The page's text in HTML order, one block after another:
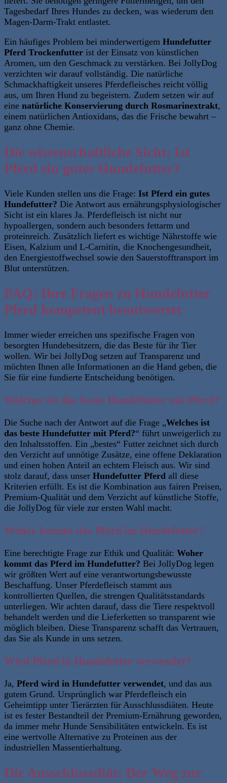
Tagesbedarf Ihres Hundes zu decken, was wiederum den
Magen-Darm-Trakt entlastet.
Ein häufiges Problem bei minderwertigem Hundefutter
Pferd Trockenfutter ist der Einsatz von künstlichen
Aromen, um den Geschmack zu verstärken. Bei JollyDog
verzichten wir darauf vollständig. Die natürliche
Schmackhaftigkeit unseres Pferdefleisches reicht völlig
aus, um Ihren Hund zu begeistern. Zudem setzen wir auf
eine natürliche Konservierung durch Rosmarinextrakt,
einem natürlichen Antioxidans, das die Frische bewahrt –
ganz ohne Chemie.
Die wissenschaftliche Sicht: Ist
Pferd ein gutes Hundefutter?
Viele Kunden stellen uns die Frage: Ist Pferd ein gutes
Hundefutter? Die Antwort aus ernährungsphysiologischer
Sicht ist ein klares Ja. Pferdefleisch ist nicht nur
hypoallergen, sondern auch besonders fettarm und
proteinreich. Zusätzlich liefert es wichtige Nährstoffe wie
Eisen, Kalzium und L-Carnitin, die Knochengesundheit,
den Energiestoffwechsel sowie den Sauerstofftransport im
Blut unterstützen.
FAQ: Ihre Fragen zu Hundefutter
Pferd kompetent beantwortet
Immer wieder erreichen uns spezifische Fragen von
besorgten Hundebesitzern, die das Beste für ihr Tier
wollen. Wir bei JollyDog setzen auf Transparenz und
möchten Ihnen alle Informationen an die Hand geben, die
Sie für eine fundierte Entscheidung benötigen.
Welches ist das beste Hundefutter mit Pferd?
Die Suche nach der Antwort auf die Frage „Welches ist
das beste Hundefutter mit Pferd?“ führt unweigerlich zu
den Inhaltsstoffen. Ein „bestes“ Futter zeichnet sich durch
den Verzicht auf unnötige Zusätze, eine offene Deklaration
und einen hohen Anteil an echtem Fleisch aus. Wir sind
stolz darauf, dass unser Hundefutter Pferd all diese
Kriterien erfüllt. Es ist die Kombination aus fairen Preisen,
Premium-Qualität und dem Verzicht auf künstliche Stoffe,
die JollyDog für viele zur ersten Wahl macht.
Woher kommt das Pferd im Hundefutter?
Eine berechtigte Frage zur Ethik und Qualität: Woher
kommt das Pferd im Hundefutter? Bei JollyDog legen
wir größten Wert auf eine verantwortungsbewusste
Beschaffung. Unser Pferdefleisch stammt aus
kontrollierten Quellen, die strengen Qualitätsstandards
unterliegen. Wir achten darauf, dass die Tiere respektvoll
behandelt werden und die Lieferketten so transparent wie
möglich bleiben. Diese Transparenz schafft das Vertrauen,
das Sie als Kunde in uns setzen.
Wird Pferd in Hundefutter verwendet?
Ja, Pferd wird in Hundefutter verwendet, und das aus
gutem Grund. Ursprünglich war Pferdefleisch ein
Geheimtipp unter Tierärzten für Ausschlussdiäten. Heute
ist es fester Bestandteil der Premium-Ernährung geworden,
da immer mehr Hunde Sensibilitäten entwickeln. Es ist
eine wertvolle Alternative zu Proteinen aus der
industriellen Massentierhaltung.
Die Ausschlussdiät: Der Weg zur